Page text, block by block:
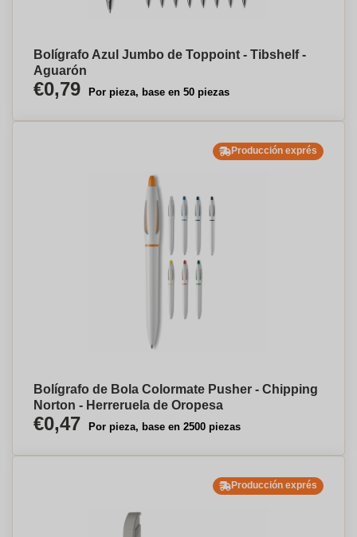
Bolígrafo Azul Jumbo de Toppoint - Tibshelf -
Aguarón
€0,79 Por pieza, base en 50 piezas
Producción exprés
Bolígrafo de Bola Colormate Pusher - Chipping
Norton - Herreruela de Oropesa
€0,47 Por pieza, base en 2500 piezas
Producción exprés